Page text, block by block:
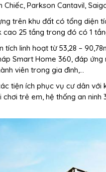
Parkson Cantavil,
trên khu đất có tổng diện
25 tầng trong đó có 1
linh hoạt từ 53,28 –
Smart Home 360, đáp
viên trong gia đình,…
tiện ích phục vụ cư dân với
chơi trẻ em, hệ thống an